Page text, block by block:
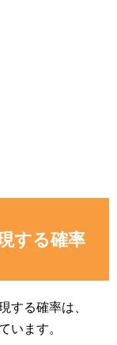
通常色に遭
コメント」
ォームの下
Twitterなど
する確率
する確率は、
います。